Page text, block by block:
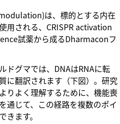
は、標的とする内在
用される、CRISPR activation
試薬から成るDharmaconフ
ドグマでは、DNAはRNAに転
に翻訳されます（下図）。研究
りよく理解するために、機能喪
通じて、この経路を複数のポイ
きます。